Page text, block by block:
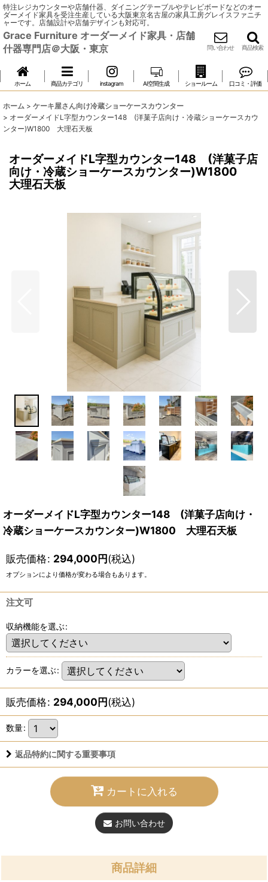
特注レジカウンターや店舗什器、ダイニングテーブルやテレビボードなどのオー
ダーメイド家具を受注生産している大阪東京名古屋の家具工房グレイスファニチ
ャーです。店舗設計や店舗デザインも対応可。
Grace Furniture オーダーメイド家具・店舗
什器専門店＠大阪・東京
問い合わせ 商品検索
ホーム 商品カテゴリ instagram AI空間生成 ショールーム 口コミ・評価
ホーム > ケーキ屋さん向け冷蔵ショーケースカウンター
> オーダーメイドL字型カウンター148 (洋菓子店向け・冷蔵ショーケースカウ
ンター)W1800 大理石天板
オーダーメイドL字型カウンター148 (洋菓子店
向け・冷蔵ショーケースカウンター)W1800
大理石天板
オーダーメイドL字型カウンター148 (洋菓子店向け・
冷蔵ショーケースカウンター)W1800 大理石天板
販売価格: 294,000円(税込)
オプションにより価格が変わる場合もあります。
注文可
収納機能を選ぶ:
カラーを選ぶ:
販売価格: 294,000円(税込)
数量:
返品特約に関する重要事項
カートに入れる
お問い合わせ
商品詳細